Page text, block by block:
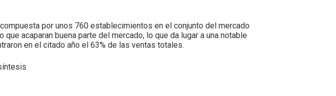
por unos 760 establecimientos en el conjunto del mercado
acaparan buena parte del mercado, lo que da lugar a una notable
en el citado año el 63% de las ventas totales.